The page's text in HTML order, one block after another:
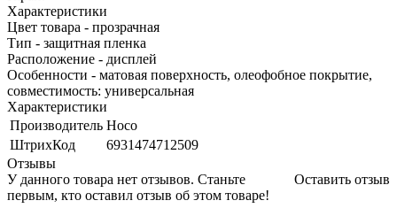
Характеристики
Цвет товара - прозрачная
Тип - защитная пленка
Расположение - дисплей
Особенности - матовая поверхность, олеофобное покрытие,
совместимость: универсальная
Характеристики
Производитель Hoco
ШтрихКод
6931474712509
Отзывы
Оставить отзыв
У данного товара нет отзывов. Станьте
первым, кто оставил отзыв об этом товаре!